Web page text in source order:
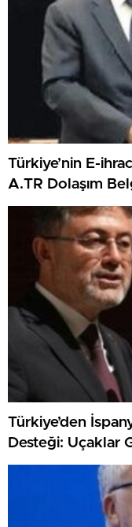
Türkiye’nin E-
A.TR Dolaşım
Türkiye’den
Desteği: Uçaklar